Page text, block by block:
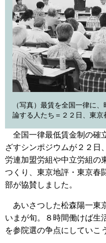
（写真）最賃を全国一律に
論する人たち＝２２日、東京
全国一律最低賃金制の確
ざすシンポジウムが２２日
労連加盟労組や中立労組の
つくり、東京地評・東京春
部が協賛しました。
あいさつした松森陽一東
いまが旬。８時間働けば生
を参院選の争点にしていこ